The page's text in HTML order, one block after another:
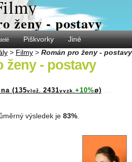
ženy - postavy
Piškvorky
Jiné
> Filmy > Román pro ženy - postavy
ženy - postavy
(135vlož. 2431vyzk. +10%ø) ...
výsledek je 83%